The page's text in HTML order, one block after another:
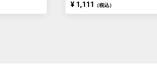
¥ 1,111 （税込）